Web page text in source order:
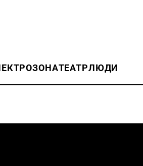
ТЕАТРЛЮДИ